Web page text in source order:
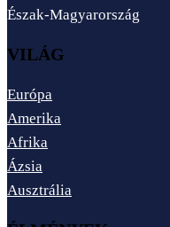
Észak-Magyarország
VILÁG
Európa
Amerika
Afrika
Ázsia
Ausztrália